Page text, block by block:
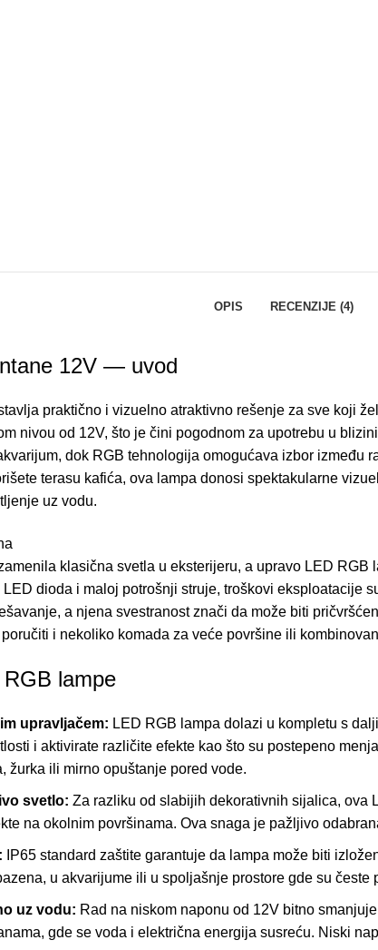
OPIS RECENZIJE (4)
12V — uvod
praktično i vizuelno atraktivno rešenje za sve koji
nivou od 12V, što je čini pogodnom za upotrebu u
dok RGB tehnologija omogućava izbor
terasu kafića, ova lampa donosi spektakularne
uz vodu.
klasična svetla u eksterijeru, a upravo LED
dioda i maloj potrošnji struje, troškovi eksploatacije
a njena svestranost znači da može biti
i nekoliko komada za veće površine ili
lampe
upravljačem: LED RGB lampa dolazi u kompletu s
i aktivirate različite efekte kao što su postepeno
žurka ili mirno opuštanje pored vode.
svetlo: Za razliku od slabijih dekorativnih sijalica, ova
na okolnim površinama. Ova snaga je pažljivo
IP65 standard zaštite garantuje da lampa može biti
u akvarijume ili u spoljašnje prostore gde su
uz vodu: Rad na niskom naponu od 12V bitno
gde se voda i električna energija susreću. Niski